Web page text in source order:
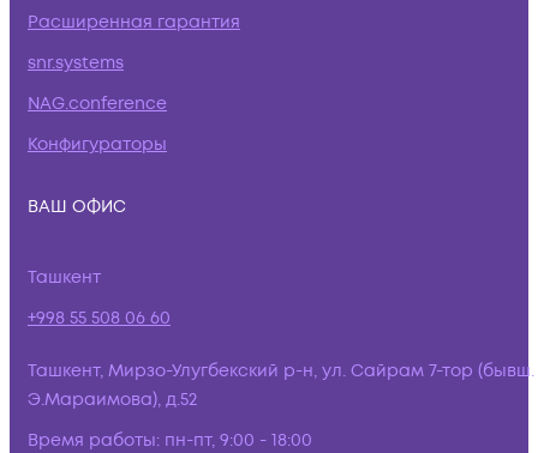
Расширенная гарантия
snr.systems
NAG.conference
Конфигураторы
ВАШ ОФИС
Ташкент
+998 55 508 06 60
Ташкент, Мирзо-Улугбекский р-н, ул. Сайрам 7-тор (бывш.
Э.Мараимова), д.52
Время работы: пн-пт, 9:00 - 18:00